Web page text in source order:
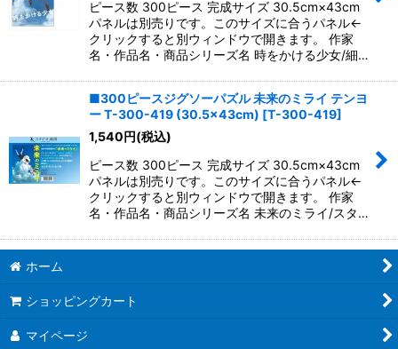
ピース数 300ピース 完成サイズ 30.5cm×43cm
パネルは別売りです。このサイズに合うパネル←
クリックすると別ウィンドウで開きます。 作家
名・作品名・商品シリーズ名 時をかける少女/細…
■300ピースジグソーパズル 未来のミライ テンヨ
ー T-300-419 (30.5×43cm) [T-300-419]
1,540円(税込)
ピース数 300ピース 完成サイズ 30.5cm×43cm
パネルは別売りです。このサイズに合うパネル←
クリックすると別ウィンドウで開きます。 作家
名・作品名・商品シリーズ名 未来のミライ/スタ…
ホーム
ショッピングカート
マイページ